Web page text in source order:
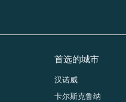
首选的城市
汉诺威
卡尔斯克鲁纳